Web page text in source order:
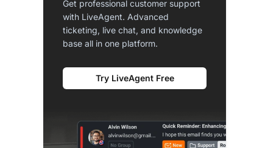
Get professional customer support
with LiveAgent. Advanced
ticketing, live chat, and knowledge
base all in one platform.
Try LiveAgent Free